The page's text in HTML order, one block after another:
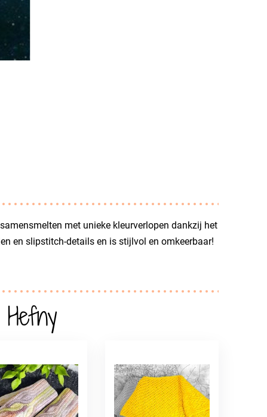
met unieke kleurverlopen dankzij het
en slipstitch-details en is stijlvol en omkeerbaar!